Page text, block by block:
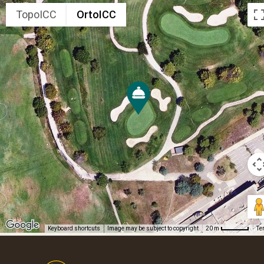
TopoICC OrtoICC
Keyboard shortcuts Image may be subject to copyright 20 m